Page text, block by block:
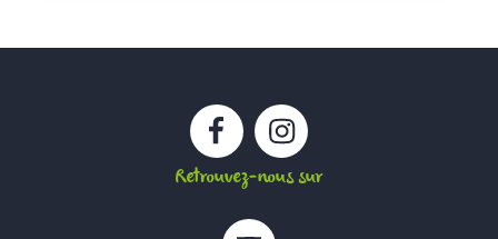
Retrouvez-nous sur
FacebookInstagram